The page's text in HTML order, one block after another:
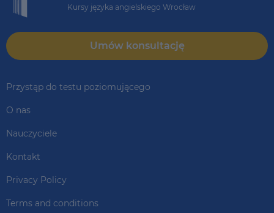
Kursy języka angielskiego Wrocław
Umów konsultację
Przystąp do testu poziomującego
O nas
Nauczyciele
Kontakt
Privacy Policy
Terms and conditions